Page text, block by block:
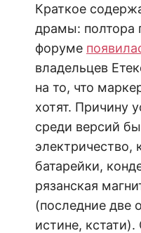
Краткое
драмы: полтора
форуме
владельцев
на то, что
хотят. Причину
среди версий
электричество,
батарейки,
рязанская
(последние две
истине,